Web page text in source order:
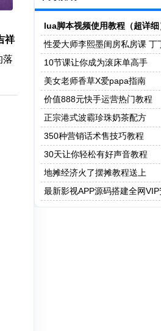
祥
落
lua脚本视频使用教程（超详细
性爱大师李熙墨闺房私房课 丁
保健操
10节课让你成为滚床单高手
美女老师香草X爱papa指南
价值888元快手运营热门教程
正宗港式波霸珍珠奶茶配方
350种营销话术售技巧教程
30天让你轻松有好声音教程
地摊经济火了摆摊教程送上
最新影视APP源码搭建全网VIP
卓 Apicould非蓝鸟e4a 附成品